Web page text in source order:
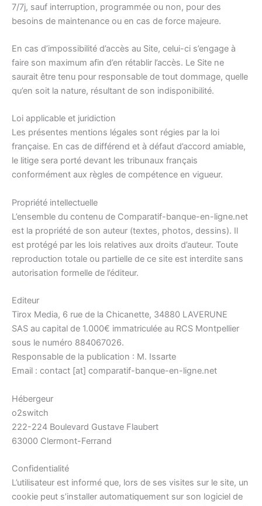
7/7j, sauf interruption, programmée ou non, pour des
besoins de maintenance ou en cas de force majeure.
En cas d’impossibilité d’accès au Site, celui-ci s’engage à
faire son maximum afin d’en rétablir l’accès. Le Site ne
saurait être tenu pour responsable de tout dommage, quelle
qu’en soit la nature, résultant de son indisponibilité.
Loi applicable et juridiction
Les présentes mentions légales sont régies par la loi
française. En cas de différend et à défaut d’accord amiable,
le litige sera porté devant les tribunaux français
conformément aux règles de compétence en vigueur.
Propriété intellectuelle
L’ensemble du contenu de Comparatif-banque-en-ligne.net
est la propriété de son auteur (textes, photos, dessins). Il
est protégé par les lois relatives aux droits d’auteur. Toute
reproduction totale ou partielle de ce site est interdite sans
autorisation formelle de l’éditeur.
Editeur
Tirox Media, 6 rue de la Chicanette, 34880 LAVERUNE
SAS au capital de 1.000€ immatriculée au RCS Montpellier
sous le numéro 884067026.
Responsable de la publication : M. Issarte
Email : contact [at] comparatif-banque-en-ligne.net
Hébergeur
o2switch
222-224 Boulevard Gustave Flaubert
63000 Clermont-Ferrand
Confidentialité
L’utilisateur est informé que, lors de ses visites sur le site, un
cookie peut s’installer automatiquement sur son logiciel de